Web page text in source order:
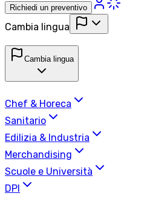
Richiedi un preventivo
Cambia lingua
Cambia lingua
Chef & Horeca
Sanitario
Edilizia & Industria
Merchandising
Scuole e Università
DPI